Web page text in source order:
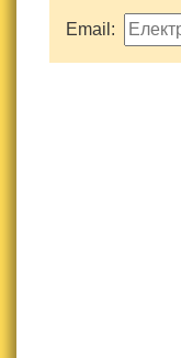
Email: